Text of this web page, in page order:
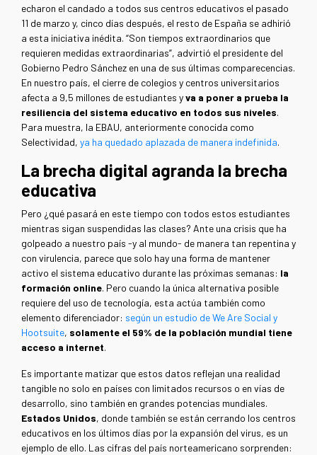
echaron el candado a todos sus centros educativos el pasado
11 de marzo y, cinco días después, el resto de España se adhirió
a esta iniciativa inédita. “Son tiempos extraordinarios que
requieren medidas extraordinarias”, advirtió el presidente del
Gobierno Pedro Sánchez en una de sus últimas comparecencias.
En nuestro país, el cierre de colegios y centros universitarios
afecta a 9,5 millones de estudiantes yva a poner a prueba la
resiliencia del sistema educativo en todos sus niveles.
Para muestra, la EBAU, anteriormente conocida como
Selectividad, ya ha quedado aplazada de manera indefinida.
La brecha digital agranda la brecha
educativa
Pero ¿qué pasará en este tiempo con todos estos estudiantes
mientras sigan suspendidas las clases? Ante una crisis que ha
golpeado a nuestro país -y al mundo- de manera tan repentina y
con virulencia, parece que solo hay una forma de mantener
activo el sistema educativo durante las próximas semanas: la
formación online. Pero cuando la única alternativa posible
requiere del uso de tecnología, esta actúa también como
elemento diferenciador: según un estudio de We Are Social y
Hootsuite, solamente el 59% de la población mundial tiene
acceso a internet.
Es importante matizar que estos datos reflejan una realidad
tangible no solo en países con limitados recursos o en vías de
desarrollo, sino también en grandes potencias mundiales.
Estados Unidos, donde también se están cerrando los centros
educativos en los últimos días por la expansión del virus, es un
ejemplo de ello. Las cifras del país norteamericano sorprenden: